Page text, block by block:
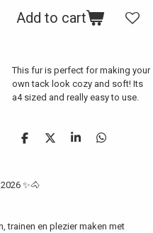
Add to cart
This fur is perfect for making your
own tack look cozy and soft! Its
a4 sized and really easy to use.
S
e
S
S
S
✨🐴
trainen en plezier maken met